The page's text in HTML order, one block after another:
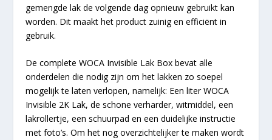
gemengde lak de volgende dag opnieuw gebruikt kan
worden. Dit maakt het product zuinig en efficiënt in
gebruik.
De complete WOCA Invisible Lak Box bevat alle
onderdelen die nodig zijn om het lakken zo soepel
mogelijk te laten verlopen, namelijk: Een liter WOCA
Invisible 2K Lak, de schone verharder, witmiddel, een
lakrollertje, een schuurpad en een duidelijke instructie
met foto’s. Om het nog overzichtelijker te maken wordt